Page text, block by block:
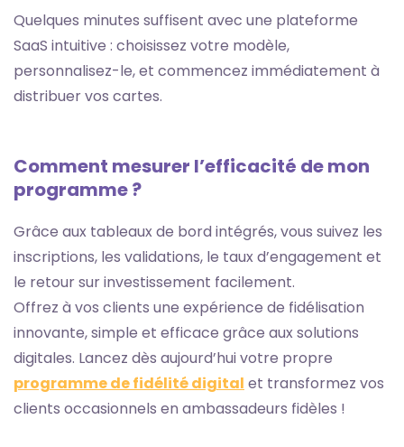
Quelques minutes suffisent avec une plateforme
SaaS intuitive : choisissez votre modèle,
personnalisez-le, et commencez immédiatement à
distribuer vos cartes.
Comment mesurer l’efficacité de mon
programme ?
Grâce aux tableaux de bord intégrés, vous suivez les
inscriptions, les validations, le taux d’engagement et
le retour sur investissement facilement.
Offrez à vos clients une expérience de fidélisation
innovante, simple et efficace grâce aux solutions
digitales. Lancez dès aujourd’hui votre propre
programme de fidélité digital et transformez vos
clients occasionnels en ambassadeurs fidèles !